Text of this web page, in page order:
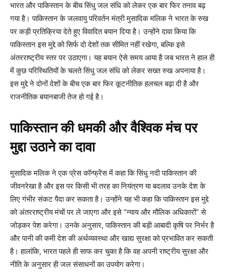
भारत और पाकिस्तान के बीच सिंधु जल संधि को लेकर एक बार फिर तनाव बढ़
गया है। पाकिस्तान के जलवायु परिवर्तन मंत्री मुसादिक मलिक ने भारत के रुख
पर कड़ी प्रतिक्रिया देते हुए विवादित बयान दिया है। उन्होंने दावा किया कि
पाकिस्तान इस मुद्दे को सिर्फ दो देशों तक सीमित नहीं रखेगा, बल्कि इसे
अंतरराष्ट्रीय स्तर पर उठाएगा। यह बयान ऐसे समय आया है जब भारत ने हाल ही
में कुछ परिस्थितियों के चलते सिंधु जल संधि को लेकर सख्त रुख अपनाया है।
इस मुद्दे ने दोनों देशों के बीच एक बार फिर कूटनीतिक हलचल बढ़ा दी है और
राजनीतिक बयानबाजी तेज हो गई है।
पाकिस्तान की धमकी और वैश्विक मंच पर
मुद्दा उठाने का दावा
मुसादिक मलिक ने एक प्रेस कॉन्फ्रेंस में कहा कि सिंधु नदी पाकिस्तान की
जीवनरेखा है और इस पर किसी भी तरह का नियंत्रण या बदलाव उनके देश के
लिए गंभीर संकट पैदा कर सकता है। उन्होंने यह भी कहा कि पाकिस्तान इस मुद्दे
को अंतरराष्ट्रीय मंचों पर ले जाएगा और इसे “न्याय और मौलिक अधिकारों” से
जोड़कर पेश करेगा। उनके अनुसार, पाकिस्तान की बड़ी आबादी कृषि पर निर्भर है
और पानी की कमी देश की अर्थव्यवस्था और खाद्य सुरक्षा को प्रभावित कर सकती
है। हालांकि, भारत पहले ही साफ कर चुका है कि वह अपनी राष्ट्रीय सुरक्षा और
नीति के अनुसार ही जल संसाधनों का उपयोग करेगा।